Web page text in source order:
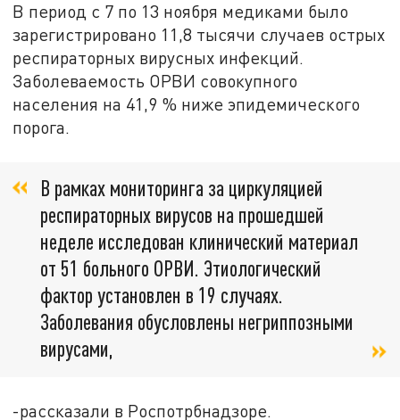
В период с 7 по 13 ноября медиками было
зарегистрировано 11,8 тысячи случаев острых
респираторных вирусных инфекций.
Заболеваемость ОРВИ совокупного
населения на 41,9 % ниже эпидемического
порога.
В рамках мониторинга за циркуляцией
респираторных вирусов на прошедшей
неделе исследован клинический материал
от 51 больного ОРВИ. Этиологический
фактор установлен в 19 случаях.
Заболевания обусловлены негриппозными
вирусами,
-рассказали в Роспотрбнадзоре.